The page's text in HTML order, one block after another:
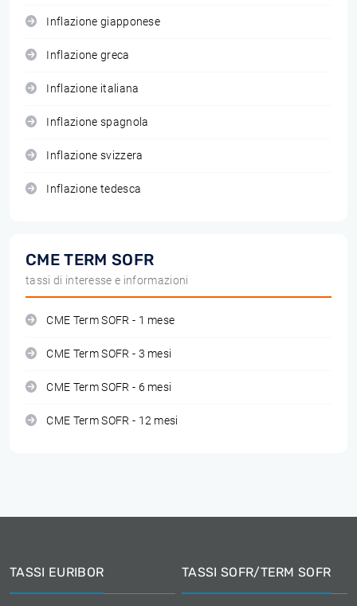
Inflazione giapponese
Inflazione greca
Inflazione italiana
Inflazione spagnola
Inflazione svizzera
Inflazione tedesca
CME TERM SOFR
tassi di interesse e informazioni
CME Term SOFR - 1 mese
CME Term SOFR - 3 mesi
CME Term SOFR - 6 mesi
CME Term SOFR - 12 mesi
TASSI EURIBOR TASSI SOFR/TERM SOFR